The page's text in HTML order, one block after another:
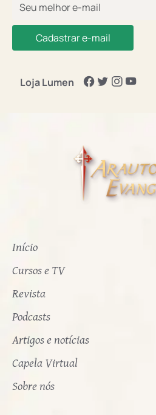
Cadastrar e-mail
Loja Lumen
Início
Cursos e TV
Revista
Podcasts
Artigos e notícias
Capela Virtual
Sobre nós